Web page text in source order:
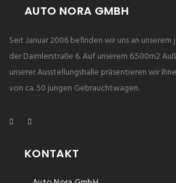
AUTO NORA GMBH
Seit Januar 2006 befinden wir uns an
der Daimlerstraße 6. Auf unserem 6.500m2
unserer Ausstellungshalle präsentieren wir
von ca. 50 jungen Gebrauchtwagen.
KONTAKT